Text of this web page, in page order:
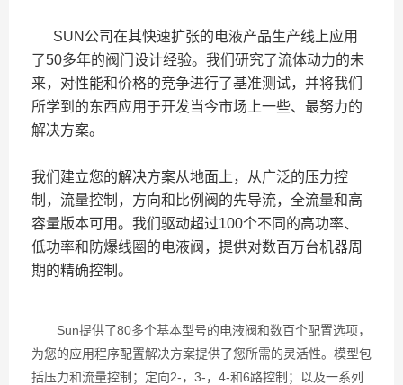
SUN公司在其快速扩张的电液产品生产线上应用
了50多年的阀门设计经验。我们研究了流体动力的未
来，对性能和价格的竞争进行了基准测试，并将我们
所学到的东西应用于开发当今市场上一些、最努力的
解决方案。
我们建立您的解决方案从地面上，从广泛的压力控
制，流量控制，方向和比例阀的先导流，全流量和高
容量版本可用。我们驱动超过100个不同的高功率、
低功率和防爆线圈的电液阀，提供对数百万台机器周
期的精确控制。
Sun提供了80多个基本型号的电液阀和数百个配置选项，
为您的应用程序配置解决方案提供了您所需的灵活性。模型包
括压力和流量控制；定向2-，3-，4-和6路控制；以及一系列